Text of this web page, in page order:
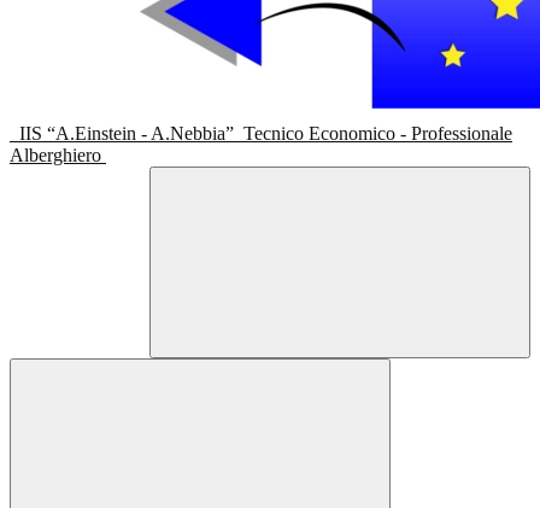
IIS “A.Einstein - A.Nebbia” Tecnico Economico - Professionale
Alberghiero